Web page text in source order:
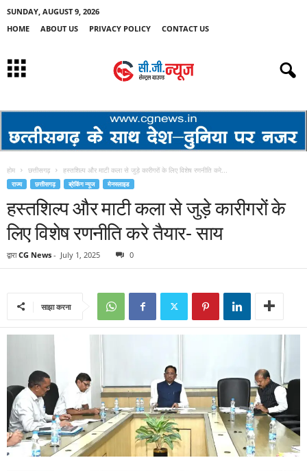
SUNDAY, AUGUST 9, 2026
HOME
ABOUT US PRIVACY POLICY CONTACT US
होम छत्तीसगढ़ हस्तशिल्प और माटी कला से जुड़े कारीगरों के लिए विशेष रणनीति करे...
राज्य छत्तीसगढ़ ब्रेकिंग न्यूज मेनस्लाइड
हस्तशिल्प और माटी कला से जुड़े कारीगरों के
लिए विशेष रणनीति करे तैयार- साय
द्वारा CG News - July 1, 2025 0
साझा करना